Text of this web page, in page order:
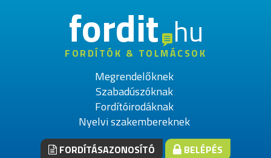
fordithu
FORDÍTÓK & TOLMÁCSOK
Megrendelőknek
Szabadúszóknak
Fordítóirodáknak
Nyelvi szakembereknek
FORDÍTÁSAZONOSÍTÓ BELÉPÉS